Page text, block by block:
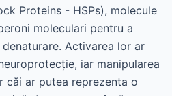
Proteins - HSPs), molecule
moleculari pentru a
Activarea lor ar
iar manipularea
căi ar putea reprezenta o